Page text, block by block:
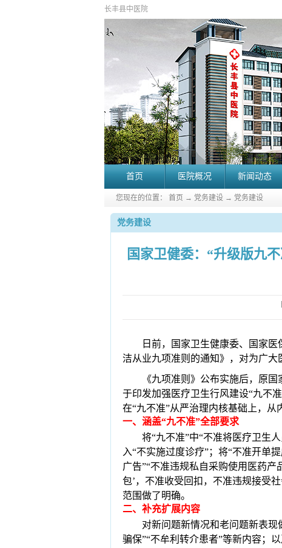
长丰县中医院
首页 医院概况 新闻动态
您现在的位置： 首页 → 党务建设 → 党务建设
党务建设
国家卫健委：“升级版九
日前，国家卫生健康委、国家
洁从业九项准则的通知》，对为广大
《九项准则》公布实施后，原国
于印发加强医疗卫生行风建设“九不
在“九不准”从严治理内核基础上，从
一、 涵盖“九不准”全部要求
将“九不准”中“不准将医疗卫生
入“不实施过度诊疗”；将“不准开单
广告”“不准违规私自采购使用医药产
包’，不准收受回扣，不准违规接受
范围做了明确。
二、 补充扩展内容
对新问题新情况和老问题新表
骗保”“不牟利转介患者”等新内容；